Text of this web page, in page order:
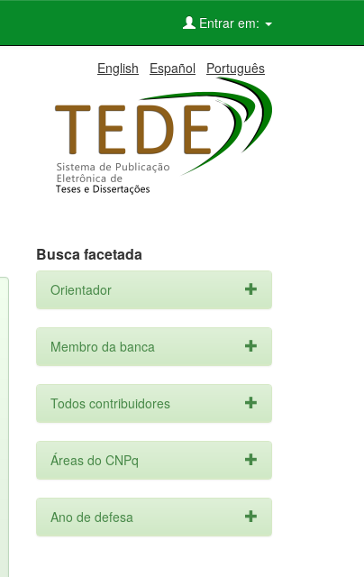
Entrar em:
English Español Português
Busca facetada
Orientador
Membro da banca
Todos contribuidores
Áreas do CNPq
Ano de defesa